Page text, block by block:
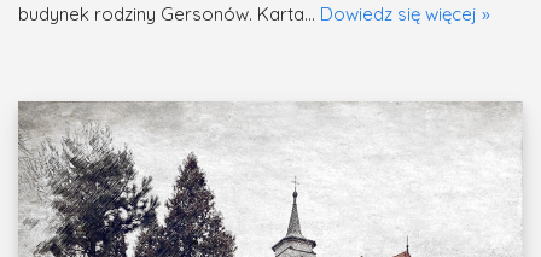
budynek rodziny Gersonów. Karta… Dowiedz się więcej »